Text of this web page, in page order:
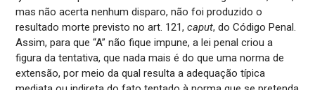
mas não acerta nenhum disparo, não foi produzido o
resultado morte previsto no art. 121,caput, do Código Penal.
Assim, para que “A” não fique impune, a lei penal criou a
figura da tentativa, que nada mais é do que uma norma de
extensão, por meio da qual resulta a adequação típica